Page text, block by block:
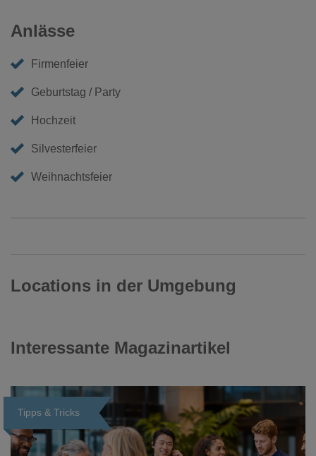
Anlässe
Firmenfeier
Geburtstag / Party
Hochzeit
Silvesterfeier
Weihnachtsfeier
Locations in der Umgebung
Interessante Magazinartikel
Tipps & Tricks